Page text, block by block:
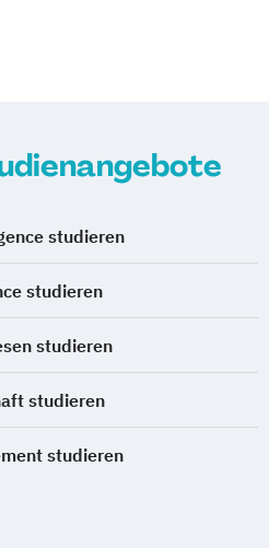
studieren
studieren
studieren
studieren
studieren